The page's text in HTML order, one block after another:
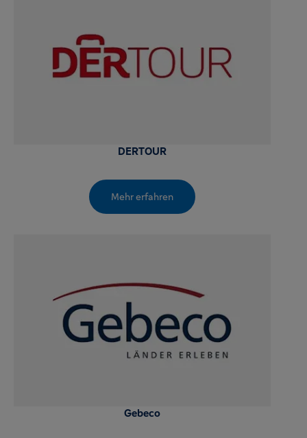
DERTOUR
Mehr erfahren
Gebeco